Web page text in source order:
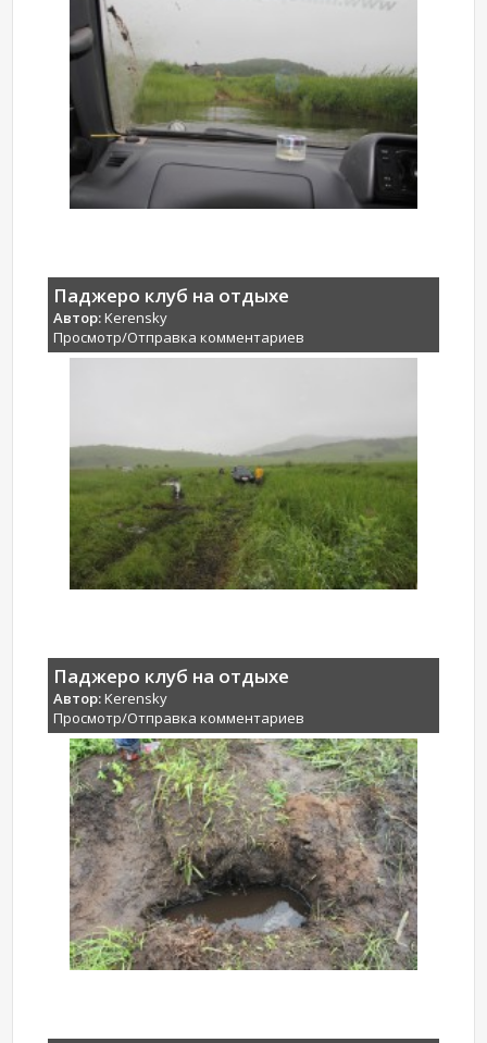
Паджеро клуб на отдыхе
Автор:Kerensky
Просмотр/Отправка комментариев
Паджеро клуб на отдыхе
Автор:Kerensky
Просмотр/Отправка комментариев